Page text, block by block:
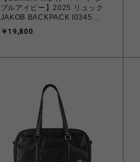
ブルアイピー】2025 リュック
JAKOB BACKPACK I034594
Liberica Fサイズ【送料無料 :
北海道/沖縄/離島を除く】
￥19,800